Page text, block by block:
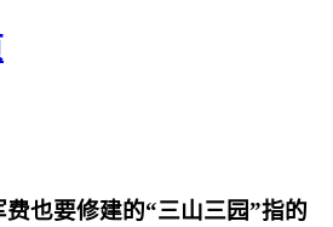
也要修建的“三山三园”指的